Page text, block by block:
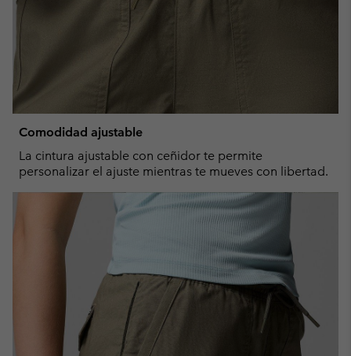
Comodidad ajustable
La cintura ajustable con ceñidor te permite
personalizar el ajuste mientras te mueves con libertad.